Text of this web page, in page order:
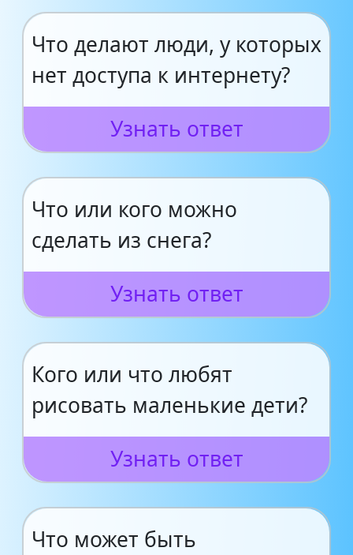
Что делают люди, у которых
нет доступа к интернету?
Узнать ответ
Что или кого можно
сделать из снега?
Узнать ответ
Кого или что любят
рисовать маленькие дети?
Узнать ответ
Что может быть